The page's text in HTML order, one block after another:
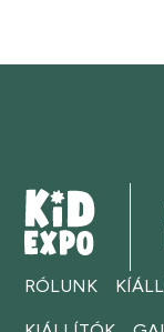
RÓLUNK